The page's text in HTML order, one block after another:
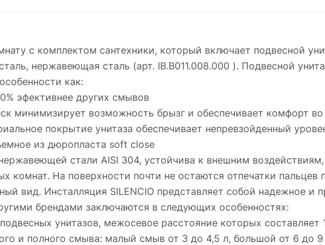
с комплектом сантехники, который включает подвесной
нержавеющая сталь (арт. IB.B011.008.000 ). Подвесной
как:
эфективнее других смывов
минимизирует возможность брызг и обеспечивает комфорт
покрытие унитаза обеспечивает непревзойденный
из дюропласта soft close
стали AISI 304, устойчива к внешним
комнат. На поверхности почти не остаются отпечатки
вид. Инсталляция SILENCIO представляет собой надежное
брендами заключаются в следующих особенностях:
унитазов, межосевое расстояние которых
и полного смыва: малый смыв от 3 до 4,5 л, большой от 6 до